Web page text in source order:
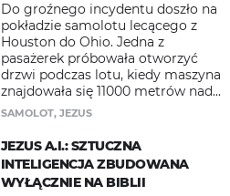
Do groźnego incydentu doszło na
pokładzie samolotu lecącego z
Houston do Ohio. Jedna z
pasażerek próbowała otworzyć
drzwi podczas lotu, kiedy maszyna
znajdowała się 11000 metrów nad...
SAMOLOT, JEZUS
JEZUS A.I.: SZTUCZNA
INTELIGENCJA ZBUDOWANA
WYŁĄCZNIE NA BIBLII